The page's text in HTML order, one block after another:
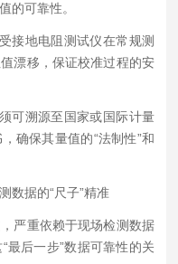
的可靠性。
地电阻测试仪在常规测
漂移，保证校准过程的安
溯源至国家或国际计量
确保其量值的“法制性”和
据的“尺子”精准
严重依赖于现场检测数据
最后一步”数据可靠性的关